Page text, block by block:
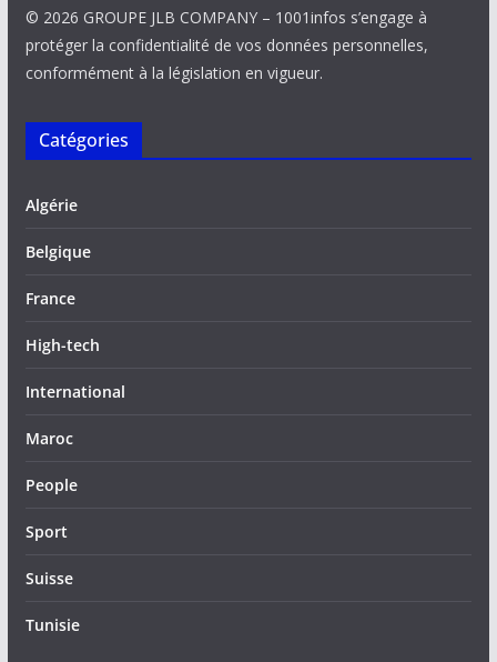
© 2026 GROUPE JLB COMPANY – 1001infos s’engage à
protéger la confidentialité de vos données personnelles,
conformément à la législation en vigueur.
Catégories
Algérie
Belgique
France
High-tech
International
Maroc
People
Sport
Suisse
Tunisie